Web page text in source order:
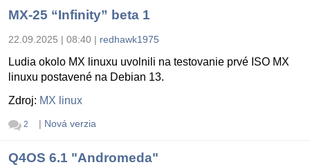
MX-25 “Infinity” beta 1
22.09.2025 | 08:40 | redhawk1975
Ludia okolo MX linuxu uvolnili na testovanie prvé ISO MX
linuxu postavené na Debian 13.
Zdroj: MX linux
2 | Nová verzia
Q4OS 6.1 "Andromeda"